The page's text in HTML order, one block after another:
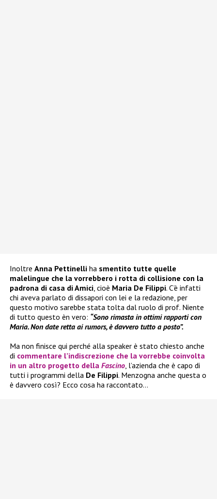
Inoltre Anna Pettinelli ha smentito tutte quelle
malelingue che la vorrebbero i rotta di collisione con la
padrona di casa di Amici, cioè Maria De Filippi. C’è infatti
chi aveva parlato di dissapori con lei e la redazione, per
questo motivo sarebbe stata tolta dal ruolo di prof. Niente
di tutto questo èn vero: “Sono rimasta in ottimi rapporti con
Maria. Non date retta ai rumors, è davvero tutto a posto”.
Ma non finisce qui perché alla speaker è stato chiesto anche
di commentare l’indiscrezione che la vorrebbe coinvolta
in un altro progetto della Fascino, l’azienda che è capo di
tutti i programmi della De Filippi. Menzogna anche questa o
è davvero così? Ecco cosa ha raccontato…